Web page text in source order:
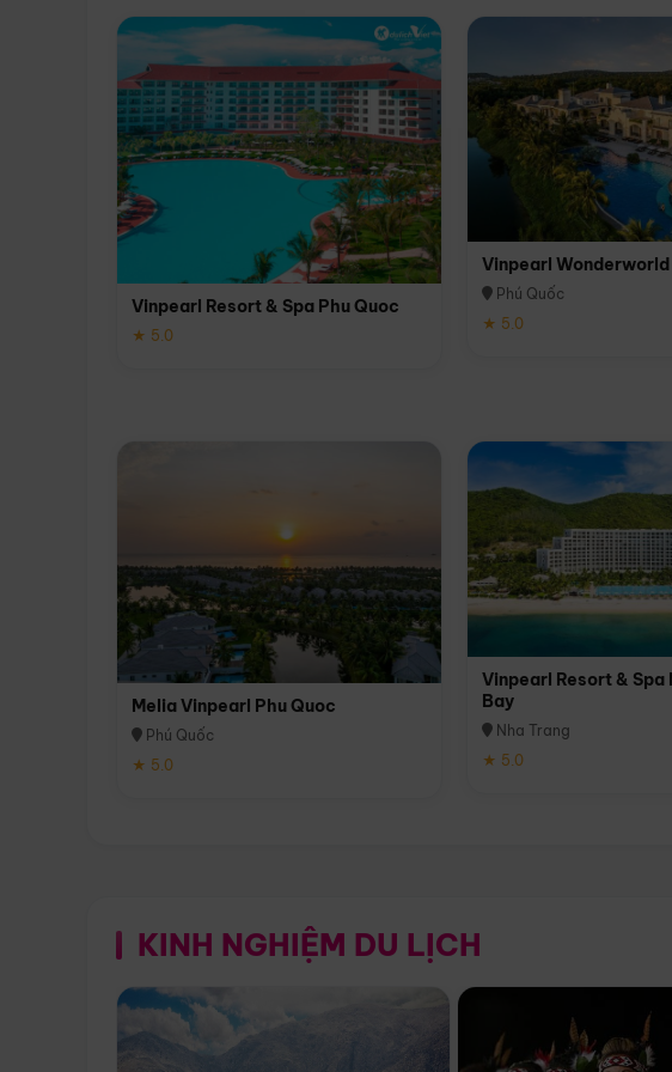
Vinpearl Resort & Spa Phu Quoc
★ 5.0
Vinpearl Wonderworld
Phú Quốc
★ 5.0
Melia Vinpearl Phu Quoc
Phú Quốc
★ 5.0
Vinpearl Resort & Spa
Bay
Nha Trang
★ 5.0
KINH NGHIỆM DU LỊCH